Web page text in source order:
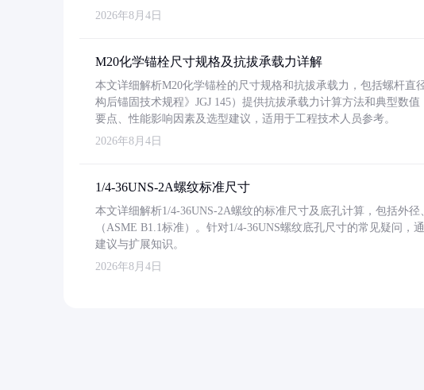
2026年8月4日
M20化学锚栓尺寸规格及抗拔承载力详解
本文详细解析M20化学锚栓的尺寸规格和抗拔承载力，包括螺杆
构后锚固技术规程》JGJ 145）提供抗拔承载力计算方法和典型数
要点、性能影响因素及选型建议，适用于工程技术人员参考。
2026年8月4日
1/4-36UNS-2A螺纹标准尺寸
本文详细解析1/4-36UNS-2A螺纹的标准尺寸及底孔计算，包括外
（ASME B1.1标准）。针对1/4-36UNS螺纹底孔尺寸的常见疑问
建议与扩展知识。
2026年8月4日